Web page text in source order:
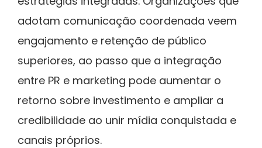
adotam comunicação coordenada veem
engajamento e retenção de público
superiores, ao passo que a integração
entre PR e marketing pode aumentar o
retorno sobre investimento e ampliar a
credibilidade ao unir mídia conquistada e
canais próprios.